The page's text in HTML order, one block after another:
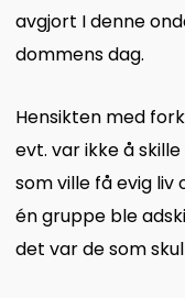
avgjort I denne
dommens dag.
Hensikten med
evt. var ikke å
som ville få evig liv
én gruppe ble
det var de som